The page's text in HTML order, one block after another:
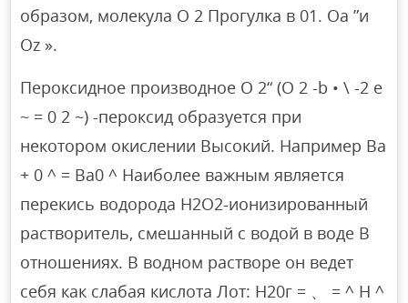
образом, молекула O 2 Прогулка в 01. Oa ”и
Oz ».
Пероксидное производное O 2“ (O 2 -b • \ -2 e
~ = 0 2 ~) -пероксид образуется при
некотором окислении Высокий. Например Ba
+ 0 ^ = Ba0 ^ Наиболее важным является
перекись водорода Н2О2-ионизированный
растворитель, смешанный с водой в воде В
отношениях. В водном растворе он ведет
себя как слабая кислота Лот: Н20г = 、 = ^ Н ^